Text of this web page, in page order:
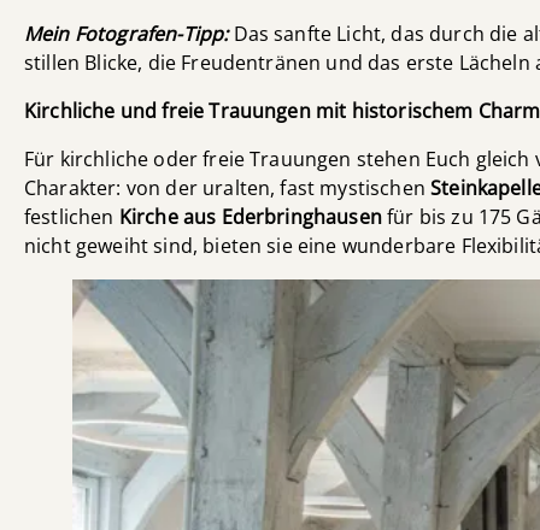
Mein Fotografen-Tipp:Das sanfte Licht, das durch die
stillen Blicke, die Freudentränen und das erste
Kirchliche und freie Trauungen mit historischem
Für kirchliche oder freie Trauungen stehen Euch
Charakter: von der uralten, fast mystischen
festlichen Kirche aus Ederbringhausenfür bis zu 175
nicht geweiht sind, bieten sie eine wunderbare